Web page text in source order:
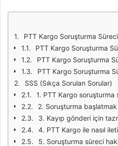
PTT Kargo Soruşturma
PTT Kargo Soruşturma
PTT Kargo Soruşturma
PTT Kargo Soruşturma
SSS (Sıkça Sorulan Sorular)
1. PTT Kargo
2. Soruşturma başlatmak
3. Kayıp gönderi için
4. PTT Kargo ile nasıl
5. Soruşturma süreci